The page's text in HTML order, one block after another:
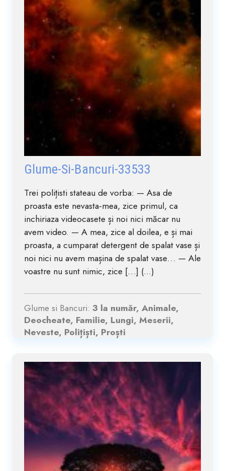
Glume-Si-Bancuri-33533
Trei polițisti stateau de vorba: — Asa de
proasta este nevasta-mea, zice primul, ca
inchiriaza videocasete și noi nici măcar nu
avem video. — A mea, zice al doilea, e și mai
proasta, a cumparat detergent de spalat vase și
noi nici nu avem mașina de spalat vase… — Ale
voastre nu sunt nimic, zice […] (...)
Glume si Bancuri: 3 la număr, Animale,
Deocheate, Familie, Lungi, Meserii,
Neveste, Polițiști, Proști